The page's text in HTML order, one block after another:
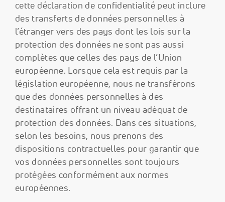
cette déclaration de confidentialité peut inclure
des transferts de données personnelles à
l’étranger vers des pays dont les lois sur la
protection des données ne sont pas aussi
complètes que celles des pays de l’Union
européenne. Lorsque cela est requis par la
législation européenne, nous ne transférons
que des données personnelles à des
destinataires offrant un niveau adéquat de
protection des données. Dans ces situations,
selon les besoins, nous prenons des
dispositions contractuelles pour garantir que
vos données personnelles sont toujours
protégées conformément aux normes
européennes.